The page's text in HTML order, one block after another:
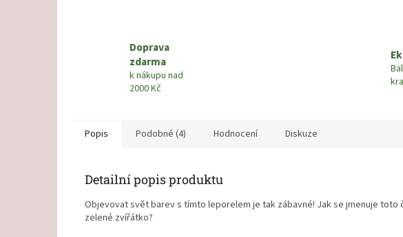
Doprava
zdarma
k nákupu nad
2000 Kč
Popis Podobné (4) Hodnocení Diskuze
Detailní popis produktu
Objevovat svět barev s tímto leporelem je tak zábavné! Jak se jmenuje
zelené zvířátko?